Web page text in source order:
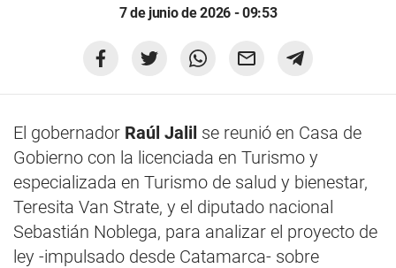
7 de junio de 2026 - 09:53
El gobernador Raúl Jalil se reunió en Casa de
Gobierno con la licenciada en Turismo y
especializada en Turismo de salud y bienestar,
Teresita Van Strate, y el diputado nacional
Sebastián Noblega, para analizar el proyecto de
ley -impulsado desde Catamarca- sobre